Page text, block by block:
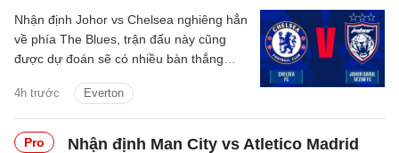
4h trước Everton
Nhận định Johor vs Chelsea nghiêng hẳn
về phía The Blues, trận đấu này cũng
được dự đoán sẽ có nhiều bàn thắng
Pro
Nhận định Man City vs Atletico Madrid